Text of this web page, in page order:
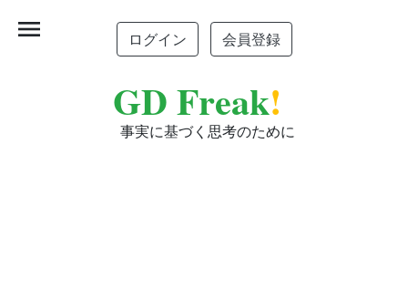
ログイン 会員登録
GD Freak!
事実に基づく思考のために
menu